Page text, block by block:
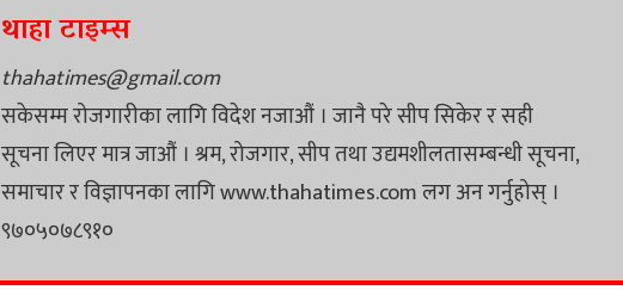
थाहा टाइम्स
thahatimes@gmail.com
सकेसम्म रोजगारीका लागि विदेश नजाऔं । जानै परे सीप सिकेर र सही
सूचना लिएर मात्र जाऔं । श्रम, रोजगार, सीप तथा उद्यमशीलतासम्बन्धी सूचना,
समाचार र विज्ञापनका लागि www.thahatimes.com लग अन गर्नुहोस् ।
९७०५०७८९१०